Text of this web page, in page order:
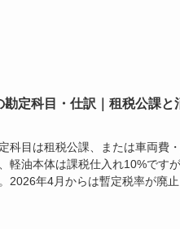
定科目・仕訳｜租税公課と
科目は租税公課、または車両費
軽油本体は課税仕入れ10%です
2026年4月からは暫定税率が廃